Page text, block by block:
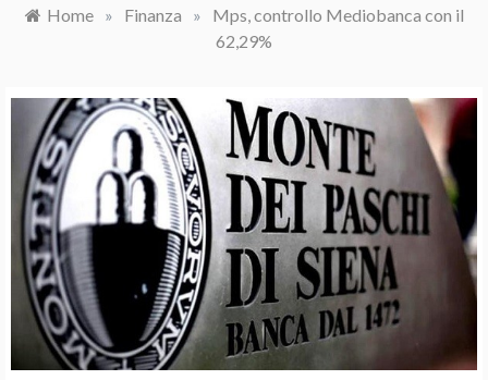
Home » Finanza »
Mps, controllo Mediobanca con il
62,29%